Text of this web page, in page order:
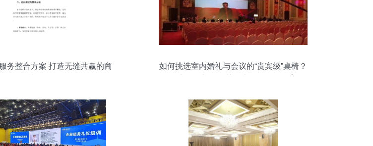
务整合方案 打造无缝共赢的商
如何挑选室内婚礼与会议的“贵宾级”桌椅？